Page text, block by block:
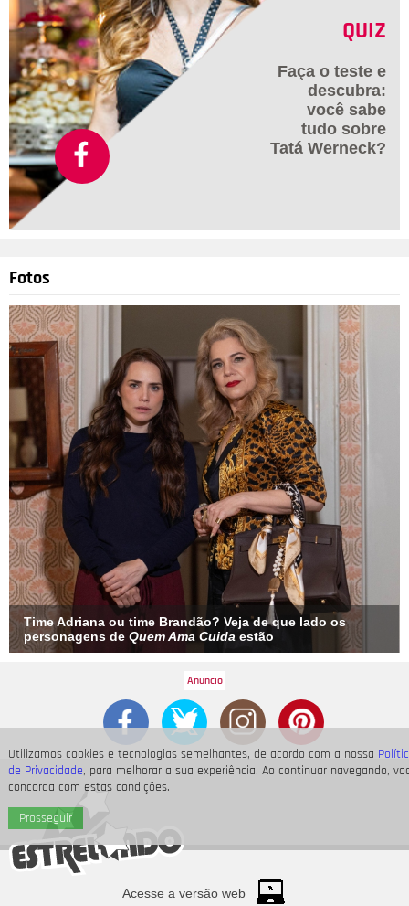
Utilizamos cookies e tecnologias semelhantes, de acordo com a nossa
de Privacidade, para melhorar a sua experiência. Ao continuar navegando,
concorda com estas condições.
Prosseguir
QUIZ
Faça o teste e
descubra:
você sabe
tudo sobre
Tatá Werneck?
Fotos
Time Adriana ou time Brandão? Veja de que lado os
personagens de Quem Ama Cuida estão
Acesse a versão web